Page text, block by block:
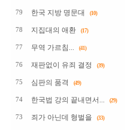
79 한국 지방 명문대 (10)
78 지집대의 애환 (17)
77 무역 가르침... (41)
76 재판없이 유죄 결정 (39)
75 심판의 품격 (49)
74 한국법 강의 끝내면서... (29)
73 죄가 아닌데 형벌을 (33)